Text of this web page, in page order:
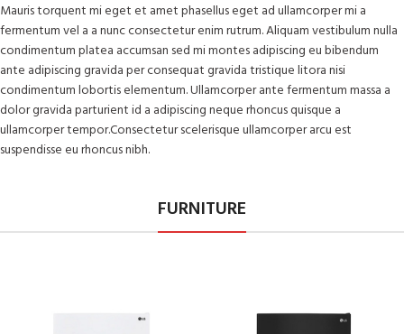
Mauris torquent mi eget et amet phasellus eget ad ullamcorper mi a
fermentum vel a a nunc consectetur enim rutrum. Aliquam vestibulum nulla
condimentum platea accumsan sed mi montes adipiscing eu bibendum
ante adipiscing gravida per consequat gravida tristique litora nisi
condimentum lobortis elementum. Ullamcorper ante fermentum massa a
dolor gravida parturient id a adipiscing neque rhoncus quisque a
ullamcorper tempor.Consectetur scelerisque ullamcorper arcu est
suspendisse eu rhoncus nibh.
FURNITURE